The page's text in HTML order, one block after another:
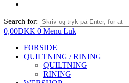
Search for:
0,00DKK 0 Menu Luk
FORSIDE
QUILTNING / RINING
QUILTNING
RINING